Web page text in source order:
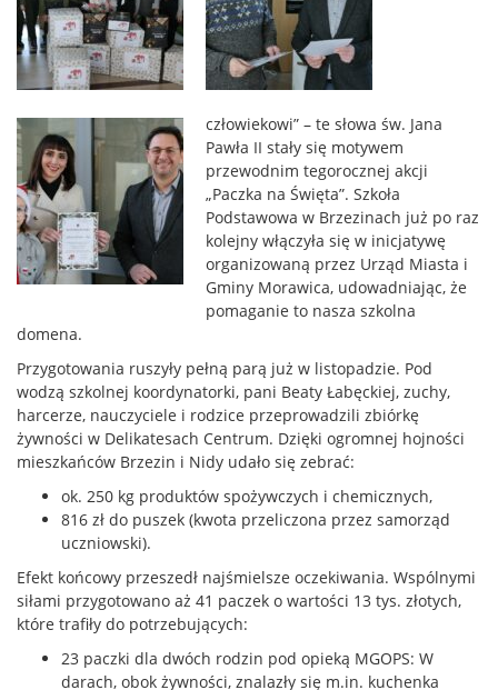
człowiekowi” – te słowa św. Jana
Pawła II stały się motywem
przewodnim tegorocznej akcji
„Paczka na Święta”. Szkoła
Podstawowa w Brzezinach już po raz
kolejny włączyła się w inicjatywę
organizowaną przez Urząd Miasta i
Gminy Morawica, udowadniając, że
pomaganie to nasza szkolna
domena.
Przygotowania ruszyły pełną parą już w listopadzie. Pod
wodzą szkolnej koordynatorki, pani Beaty Łabęckiej, zuchy,
harcerze, nauczyciele i rodzice przeprowadzili zbiórkę
żywności w Delikatesach Centrum. Dzięki ogromnej hojności
mieszkańców Brzezin i Nidy udało się zebrać:
ok. 250 kg produktów spożywczych i chemicznych,
816 zł do puszek (kwota przeliczona przez samorząd
uczniowski).
Efekt końcowy przeszedł najśmielsze oczekiwania. Wspólnymi
siłami przygotowano aż 41 paczek o wartości 13 tys. złotych,
które trafiły do potrzebujących:
23 paczki dla dwóch rodzin pod opieką MGOPS: W
darach, obok żywności, znalazły się m.in. kuchenka